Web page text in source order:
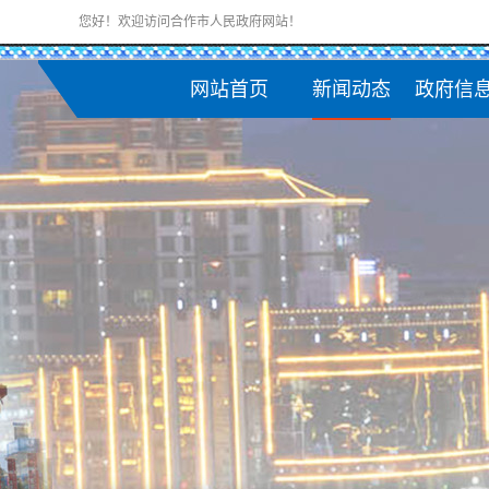
您好！欢迎访问合作市人民政府网站！
网站首页 新闻动态 政府信